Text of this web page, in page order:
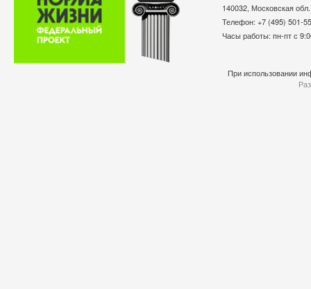
140032, Московская
Телефон: +7 (495)
Часы работы: пн-пт с
При использовании